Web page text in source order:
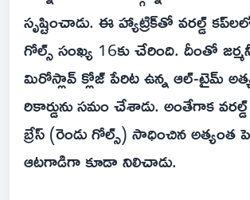
సృష్టించాడు. ఈ హ్యాట్రిక్‌తో వరల్డ్
గోల్స్ సంఖ్య 16కు చేరింది. దీంతో
మిరోస్లావ్ క్లోజ్ పేరిట ఉన్న ఆల్-టైమ్
రికార్డును సమం చేశాడు. అంతేగాక‌
బ్రేస్ (రెండు గోల్స్) సాధించిన అత్యంత
ఆటగాడిగా కూడా నిలిచాడు.